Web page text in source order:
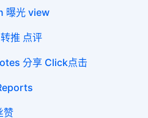
曝光 view
推 点评
分享 Click点击
赞